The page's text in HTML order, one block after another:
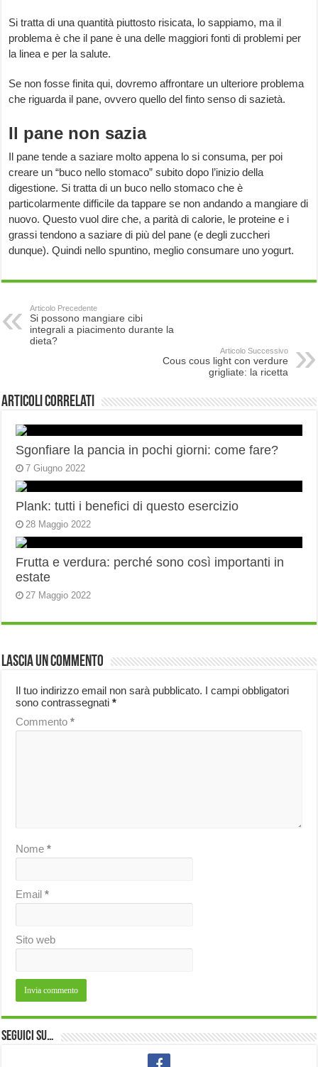
Si tratta di una quantità piuttosto risicata, lo sappiamo, ma il
problema è che il pane è una delle maggiori fonti di problemi per
la linea e per la salute.
Se non fosse finita qui, dovremo affrontare un ulteriore problema
che riguarda il pane, ovvero quello del finto senso di sazietà.
Il pane non sazia
Il pane tende a saziare molto appena lo si consuma, per poi
creare un “buco nello stomaco” subito dopo l’inizio della
digestione. Si tratta di un buco nello stomaco che è
particolarmente difficile da tappare se non andando a mangiare di
nuovo. Questo vuol dire che, a parità di calorie, le proteine e i
grassi tendono a saziare di più del pane (e degli zuccheri
dunque). Quindi nello spuntino, meglio consumare uno yogurt.
Articolo Precedente
Si possono mangiare cibi
integrali a piacimento durante la
dieta?
Articolo Successivo
Cous cous light con verdure
grigliate: la ricetta
Articoli correlati
Sgonfiare la pancia in pochi giorni: come fare?
7 Giugno 2022
Plank: tutti i benefici di questo esercizio
28 Maggio 2022
Frutta e verdura: perché sono così importanti in
estate
27 Maggio 2022
Lascia un commento
Il tuo indirizzo email non sarà pubblicato. I campi obbligatori
sono contrassegnati*
Commento*
Nome*
Email*
Sito web
Seguici su…